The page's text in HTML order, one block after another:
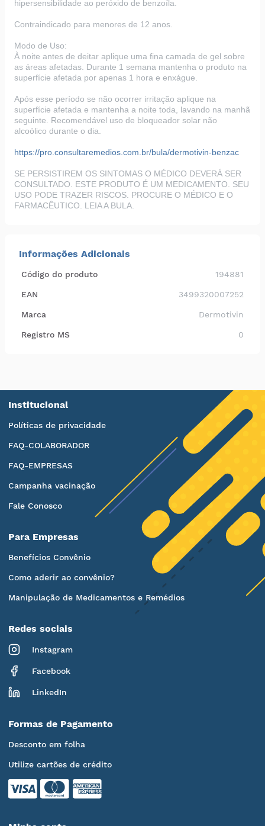
hipersensibilidade ao peróxido de benzoíla.
Contraindicado para menores de 12 anos.
Modo de Uso:
À noite antes de deitar aplique uma fina camada de gel sobre
as áreas afetadas. Durante 1 semana mantenha o produto na
superfície afetada por apenas 1 hora e enxágue.
Após esse período se não ocorrer irritação aplique na
superfície afetada e mantenha a noite toda, lavando na manhã
seguinte. Recomendável uso de bloqueador solar não
alcoólico durante o dia.
https://pro.consultaremedios.com.br/bula/dermotivin-benzac
SE PERSISTIREM OS SINTOMAS O MÉDICO DEVERÁ SER
CONSULTADO. ESTE PRODUTO É UM MEDICAMENTO. SEU
USO PODE TRAZER RISCOS. PROCURE O MÉDICO E O
FARMACÊUTICO. LEIA A BULA.
Informações Adicionais
Código do produto 194881
EAN 3499320007252
Marca Dermotivin
Registro MS 0
Institucional
Políticas de privacidade
FAQ-COLABORADOR
FAQ-EMPRESAS
Campanha vacinação
Fale Conosco
Para Empresas
Benefícios Convênio
Como aderir ao convênio?
Manipulação de Medicamentos e Remédios
Redes sociais
Instagram
Facebook
LinkedIn
Formas de Pagamento
Desconto em folha
Utilize cartões de crédito